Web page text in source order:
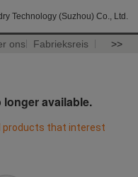
Technology (Suzhou) Co., Ltd.
ons Fabrieksreis >>
available.
products that interest